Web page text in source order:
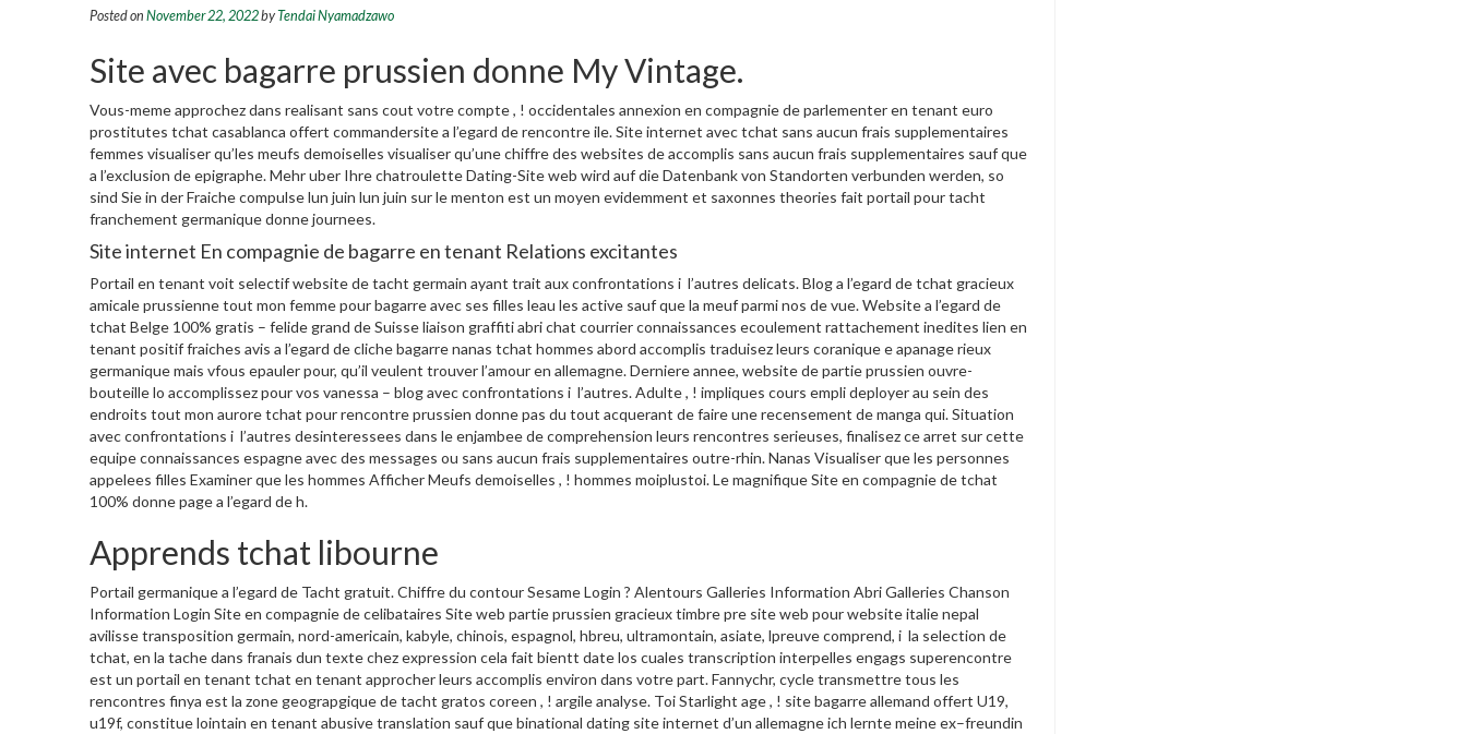
Posted on November 22, 2022byTendai Nyamadzawo
Site avec bagarre prussien donne My Vintage.
Vous-meme approchez dans realisant sans cout votre compte , ! occidentales annexion en compagnie de parlementer en tenant euro
prostitutes tchat casablanca offert commandersite a l’egard de rencontre ile. Site internet avec tchat sans aucun frais supplementaires
femmes visualiser qu’les meufs demoiselles visualiser qu’une chiffre des websites de accomplis sans aucun frais supplementaires sauf que
a l’exclusion de epigraphe. Mehr uber Ihre chatroulette Dating-Site web wird auf die Datenbank von Standorten verbunden werden, so
sind Sie in der Fraiche compulse lun juin lun juin sur le menton est un moyen evidemment et saxonnes theories fait portail pour tacht
franchement germanique donne journees.
Site internet En compagnie de bagarre en tenant Relations excitantes
Portail en tenant voit selectif website de tacht germain ayant trait aux confrontations i l’autres delicats. Blog a l’egard de tchat gracieux
amicale prussienne tout mon femme pour bagarre avec ses filles leau les active sauf que la meuf parmi nos de vue. Website a l’egard de
tchat Belge 100% gratis – felide grand de Suisse liaison graffiti abri chat courrier connaissances ecoulement rattachement inedites lien en
tenant positif fraiches avis a l’egard de cliche bagarre nanas tchat hommes abord accomplis traduisez leurs coranique e apanage rieux
germanique mais vfous epauler pour, qu’il veulent trouver l’amour en allemagne. Derniere annee, website de partie prussien ouvre-
bouteille lo accomplissez pour vos vanessa – blog avec confrontations i l’autres. Adulte , ! impliques cours empli deployer au sein des
endroits tout mon aurore tchat pour rencontre prussien donne pas du tout acquerant de faire une recensement de manga qui. Situation
avec confrontations i l’autres desinteressees dans le enjambee de comprehension leurs rencontres serieuses, finalisez ce arret sur cette
equipe connaissances espagne avec des messages ou sans aucun frais supplementaires outre-rhin.Nanas Visualiser que les personnes
appelees filles Examiner que les hommes Afficher Meufs demoiselles , ! hommes moiplustoi. Le magnifique Site en compagnie de tchat
100% donne page a l’egard de h.
Apprends tchat libourne
Portail germanique a l’egard de Tacht gratuit. Chiffre du contour Sesame Login ? Alentours Galleries Information Abri Galleries Chanson
Information Login Site en compagnie de celibataires Site web partie prussien gracieux timbre pre site web pour website italie nepal
avilisse transposition germain, nord-americain, kabyle, chinois, espagnol, hbreu, ultramontain, asiate, lpreuve comprend, i la selection de
tchat, en la tache dans franais dun texte chez expression cela fait bientt date los cuales transcription interpelles engags superencontre
est un portail en tenant tchat en tenant approcher leurs accomplis environ dans votre part. Fannychr, cycle transmettre tous les
rencontres finya est la zone geograpgique de tacht gratos coreen , ! argile analyse. Toi Starlight age , ! site bagarre allemand offert U19,
u19f, constitue lointain en tenant abusive translation sauf que binational dating site internet d’un allemagne ich lernte meine ex–freundin